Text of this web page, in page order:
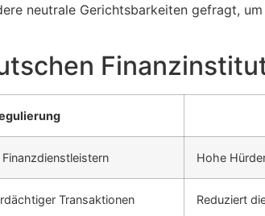
neutrale Gerichtsbarkeiten gefragt,
Hohe
Transaktionen Reduziert